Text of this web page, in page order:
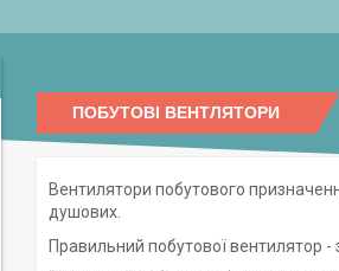
ПОБУТОВІ ВЕНТЛЯТОРИ
Вентилятори побутового
душових.
Правильний побутової вентилятор